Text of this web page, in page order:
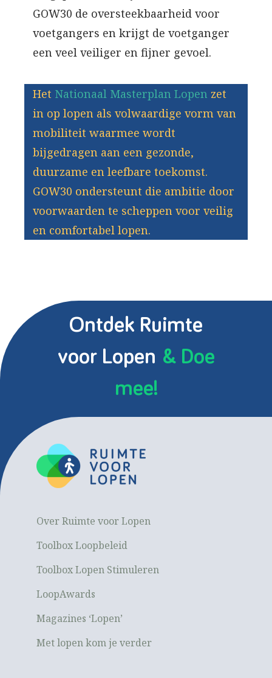
GOW30 de oversteekbaarheid voor
voetgangers en krijgt de voetganger
een veel veiliger en fijner gevoel.
Het Nationaal Masterplan Lopen zet
in op lopen als volwaardige vorm van
mobiliteit waarmee wordt
bijgedragen aan een gezonde,
duurzame en leefbare toekomst.
GOW30 ondersteunt die ambitie door
voorwaarden te scheppen voor veilig
en comfortabel lopen.
Ontdek Ruimte
voor Lopen & Doe
mee!
Over Ruimte voor Lopen
Toolbox Loopbeleid
Toolbox Lopen Stimuleren
LoopAwards
Magazines ‘Lopen’
Met lopen kom je verder